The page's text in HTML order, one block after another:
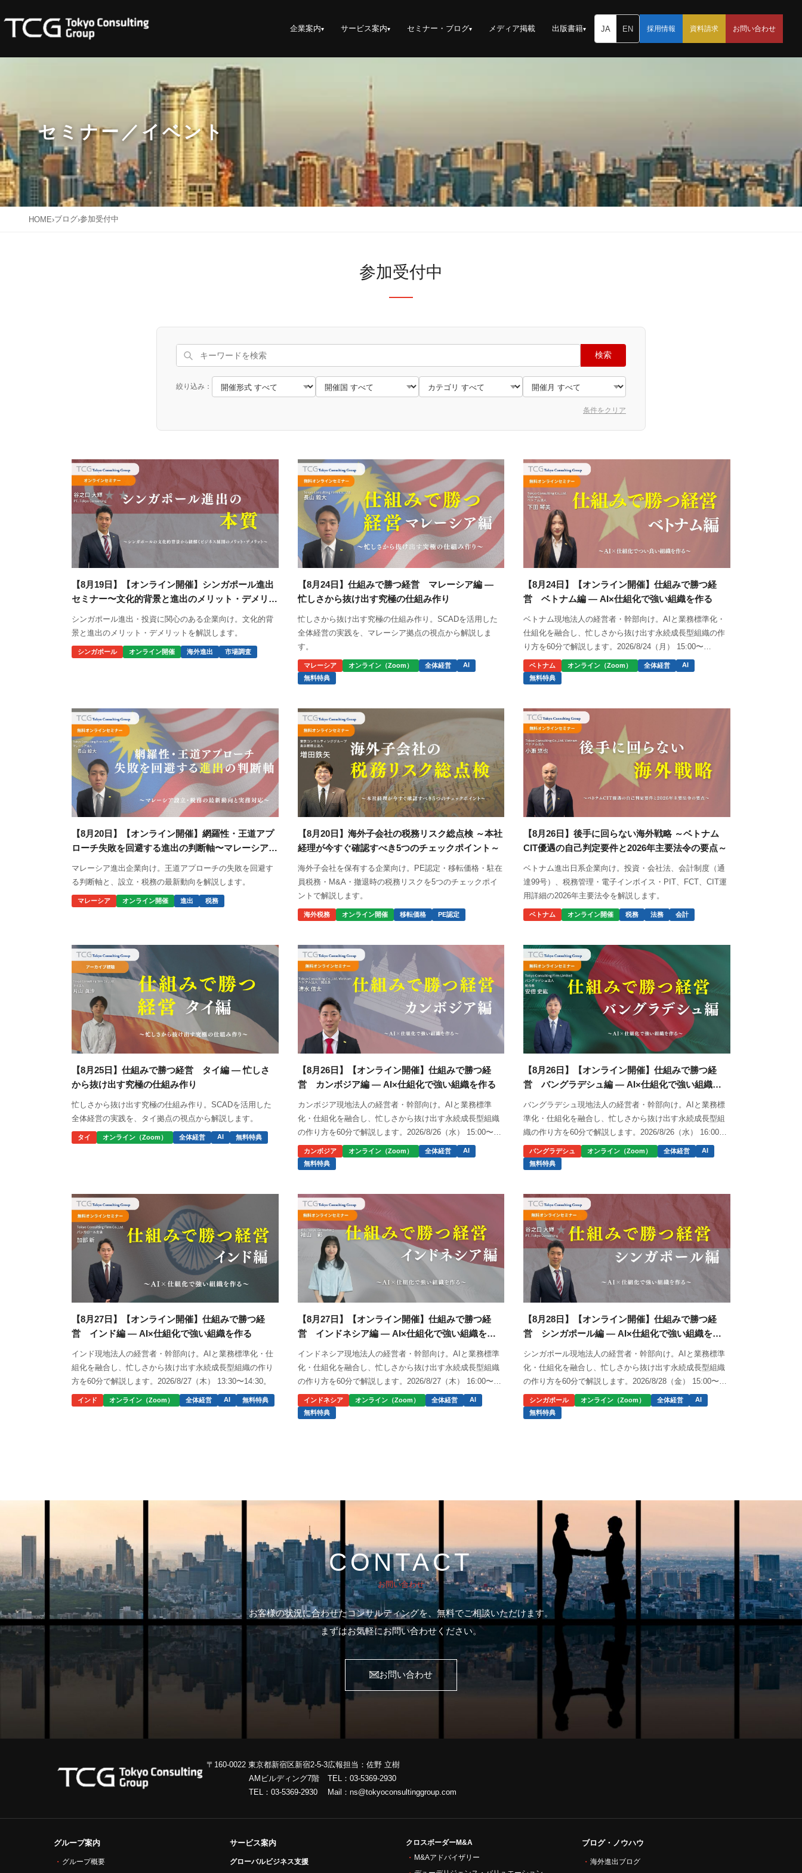
企業案内▾ サービス案内▾ セミナー・ブログ▾ メディア掲載 出版書籍▾ JA EN 採用情報 資料請求 お問い合わせ
セミナー／イベント
HOME›ブログ›参加受付中
参加受付中
検索
絞り込み：
条件をクリア
【8月19日】【オンライン開催】シンガポール進出
セミナー〜文化的背景と進出のメリット・デメリ
シンガポール進出・投資に関心のある企業向け。文化的背
景と進出のメリット・デメリットを解説します。
シンガポール オンライン開催 海外進出 市場調査
【8月24日】仕組みで勝つ経営 マレーシア編 ―
忙しさから抜け出す究極の仕組み作り
忙しさから抜け出す究極の仕組み作り。SCADを活用した
全体経営の実践を、マレーシア拠点の視点から解説しま
す。
マレーシア オンライン（Zoom） 全体経営
AI
無料特典
【8月24日】【オンライン開催】仕組みで勝つ経
営 ベトナム編 ― AI×仕組化で強い組織を作る
ベトナム現地法人の経営者・幹部向け。AIと業務標準化・
仕組化を融合し、忙しさから抜け出す永続成長型組織の作
り方を60分で解説します。2026/8/24（月） 15:00〜
16:00。
ベトナム オンライン（Zoom） 全体経営
AI
無料特典
【8月20日】【オンライン開催】網羅性・王道アプ
ローチ失敗を回避する進出の判断軸〜マレーシア
マレーシア進出企業向け。王道アプローチの失敗を回避す
る判断軸と、設立・税務の最新動向を解説します。
マレーシア オンライン開催 進出 税務
【8月20日】海外子会社の税務リスク総点検 ～本社
経理が今すぐ確認すべき5つのチェックポイント～
海外子会社を保有する企業向け。PE認定・移転価格・駐在
員税務・M&A・撤退時の税務リスクを5つのチェックポイ
ントで解説します。
海外税務 オンライン開催 移転価格 PE認定
【8月26日】後手に回らない海外戦略 ～ベトナム
CIT優遇の自己判定要件と2026年主要法令の要点～
ベトナム進出日系企業向け。投資・会社法、会計制度（通
達99号）、税務管理・電子インボイス・PIT、FCT、CIT運
用詳細の2026年主要法令を解説します。
ベトナム オンライン開催 税務 法務 会計
【8月25日】仕組みで勝つ経営 タイ編 ― 忙しさ
から抜け出す究極の仕組み作り
忙しさから抜け出す究極の仕組み作り。SCADを活用した
全体経営の実践を、タイ拠点の視点から解説します。
タイ オンライン（Zoom） 全体経営 AI 無料特典
【8月26日】【オンライン開催】仕組みで勝つ経
営 カンボジア編 ― AI×仕組化で強い組織を作る
カンボジア現地法人の経営者・幹部向け。AIと業務標準
化・仕組化を融合し、忙しさから抜け出す永続成長型組織
の作り方を60分で解説します。2026/8/26（水） 15:00〜
16:00。
カンボジア オンライン（Zoom） 全体経営
AI
無料特典
【8月26日】【オンライン開催】仕組みで勝つ経
営 バングラデシュ編 ― AI×仕組化で強い組織
バングラデシュ現地法人の経営者・幹部向け。AIと業務標
準化・仕組化を融合し、忙しさから抜け出す永続成長型組
織の作り方を60分で解説します。2026/8/26（水） 16:00〜
17:00。
バングラデシュ オンライン（Zoom） 全体経営
AI
無料特典
【8月27日】【オンライン開催】仕組みで勝つ経
営 インド編 ― AI×仕組化で強い組織を作る
インド現地法人の経営者・幹部向け。AIと業務標準化・仕
組化を融合し、忙しさから抜け出す永続成長型組織の作り
方を60分で解説します。2026/8/27（木） 13:30〜14:30。
インド オンライン（Zoom） 全体経営 AI 無料特典
【8月27日】【オンライン開催】仕組みで勝つ経
営 インドネシア編 ― AI×仕組化で強い組織を
インドネシア現地法人の経営者・幹部向け。AIと業務標準
化・仕組化を融合し、忙しさから抜け出す永続成長型組織
の作り方を60分で解説します。2026/8/27（木） 16:00〜
17:00。
インドネシア オンライン（Zoom） 全体経営
AI
無料特典
【8月28日】【オンライン開催】仕組みで勝つ経
営 シンガポール編 ― AI×仕組化で強い組織を
シンガポール現地法人の経営者・幹部向け。AIと業務標準
化・仕組化を融合し、忙しさから抜け出す永続成長型組織
の作り方を60分で解説します。2026/8/28（金） 15:00〜
16:00。
シンガポール オンライン（Zoom） 全体経営
AI
無料特典
CONTACT
お問い合わせ
お客様の状況に合わせたコンサルティングを、 無料でご相談いただけます。
まずはお気軽にお問い合わせください。
お問い合わせ
〒160-0022 東京都新宿区新宿2-5-3
AMビルディング7階
TEL：03-5369-2930
広報担当：佐野 立樹
TEL： 03-5369-2930
Mail： ns@tokyoconsultinggroup.com
グループ案内
グループ概要
サービス案内
グローバルビジネス支援
クロスボーダーM&A
M&Aアドバイザリー
ブログ・ノウハウ
海外進出ブログ